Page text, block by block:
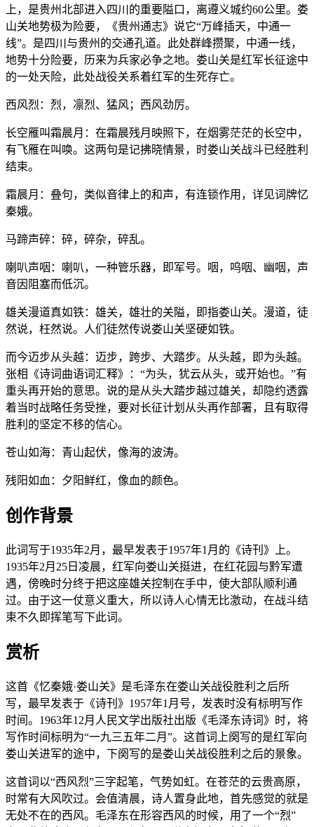
上，是贵州北部进入四川的重要隘口，离遵义城约60公里。娄
山关地势极为险要，《贵州通志》说它“万峰插天，中通一
线”。是四川与贵州的交通孔道。此处群峰攒聚，中通一线，
地势十分险要，历来为兵家必争之地。娄山关是红军长征途中
的一处天险，此处战役关系着红军的生死存亡。
西风烈：烈，凛烈、猛风；西风劲厉。
长空雁叫霜晨月：在霜晨残月映照下，在烟雾茫茫的长空中，
有飞雁在叫唤。这两句是记拂晓情景，时娄山关战斗已经胜利
结束。
霜晨月：叠句，类似音律上的和声，有连锁作用，详见词牌忆
秦娥。
马蹄声碎：碎，碎杂，碎乱。
喇叭声咽：喇叭，一种管乐器，即军号。咽，呜咽、幽咽，声
音因阻塞而低沉。
雄关漫道真如铁：雄关，雄壮的关隘，即指娄山关。漫道，徒
然说，枉然说。人们徒然传说娄山关坚硬如铁。
而今迈步从头越：迈步，跨步、大踏步。从头越，即为头越。
张相《诗词曲语词汇释》：“为头，犹云从头，或开始也。”有
重头再开始的意思。说的是从头大踏步越过雄关，却隐约透露
着当时战略任务受挫，要对长征计划从头再作部署，且有取得
胜利的坚定不移的信心。
苍山如海：青山起伏，像海的波涛。
残阳如血：夕阳鲜红，像血的颜色。
创作背景
此词写于1935年2月，最早发表于1957年1月的《诗刊》上。
1935年2月25日凌晨，红军向娄山关挺进，在红花园与黔军遭
遇，傍晚时分终于把这座雄关控制在手中，使大部队顺利通
过。由于这一仗意义重大，所以诗人心情无比激动，在战斗结
束不久即挥笔写下此词。
赏析
这首《忆秦娥·娄山关》是毛泽东在娄山关战役胜利之后所
写，最早发表于《诗刊》1957年1月号，发表时没有标明写作
时间。1963年12月人民文学出版社出版《毛泽东诗词》时，将
写作时间标明为“一九三五年二月”。这首词上阕写的是红军向
娄山关进军的途中，下阕写的是娄山关战役胜利之后的景象。
这首词以“西风烈”三字起笔，气势如虹。在苍茫的云贵高原，
时常有大风吹过。会值清晨，诗人置身此地，首先感觉的就是
无处不在的西风。毛泽东在形容西风的时候，用了一个“烈”